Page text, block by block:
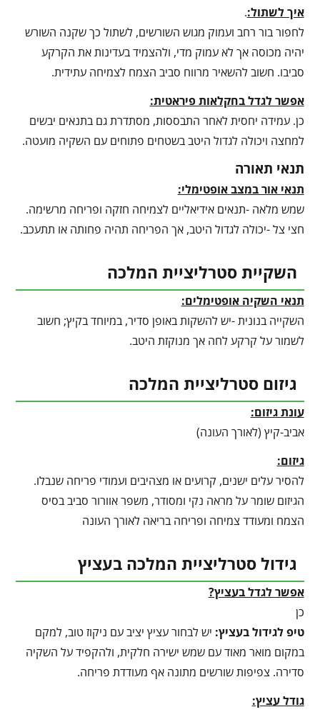
איך לשתול:.
לחפור בור רחב ועמוק מגוש השורשים, לשתול כך שקנה השורש
יהיה מכוסה אך לא עמוק מדי, ולהצמיד בעדינות את הקרקע
סביבו. חשוב להשאיר מרווח סביב הצמח לצמיחה עתידית.
אפשר לגדל בחקלאות פיראטית:
כן. עמידה יחסית לאחר התבססות, מסתדרת גם בתנאים יבשים
למחצה ויכולה לגדול היטב בשטחים פתוחים עם השקיה מועטה.
תנאי תאורה
תנאי אור במצב אופטימלי:
שמש מלאה -תנאים אידיאליים לצמיחה חזקה ופריחה מרשימה.
חצי צל -יכולה לגדול היטב, אך הפריחה תהיה פחותה או תתעכב.
השקיית סטרליציית המלכה
תנאי השקיה אופטימלים:
השקייה בנונית -יש להשקות באופן סדיר, במיוחד בקיץ; חשוב
לשמור על קרקע לחה אך מנוקזת היטב.
גיזום סטרליציית המלכה
עונת גיזום:
אביב-קיץ (לאורך העונה)
גיזום:
להסיר עלים ישנים, קרועים או מצהיבים ועמודי פריחה שנבלו.
הגיזום שומר על מראה נקי ומסודר, משפר אוורור סביב בסיס
הצמח ומעודד צמיחה ופריחה בריאה לאורך העונה
גידול סטרליציית המלכה בעציץ
אפשר לגדל בעציץ?
כן
טיפ לגידול בעציץ: יש לבחור עציץ יציב עם ניקוז טוב, למקם
במקום מואר מאוד עם שמש ישירה חלקית, ולהקפיד על השקיה
סדירה. צפיפות שורשים מתונה אף מעודדת פריחה.
גודל עציץ: